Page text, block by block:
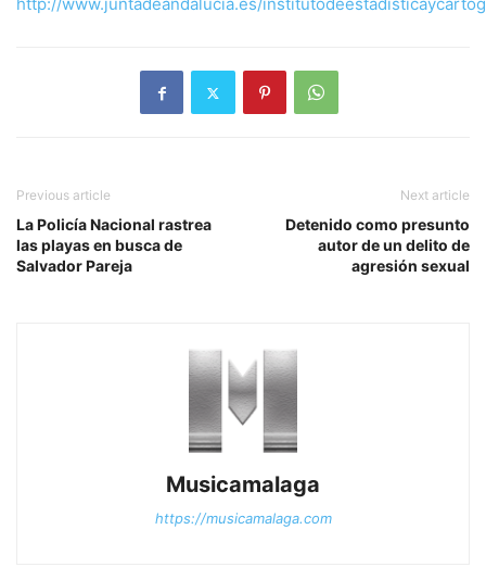
Previous article
La Policía Nacional rastrea
las playas en busca de
Salvador Pareja
Next article
Detenido como presunto
autor de un delito de
agresión sexual
Musicamalaga
https://musicamalaga.com